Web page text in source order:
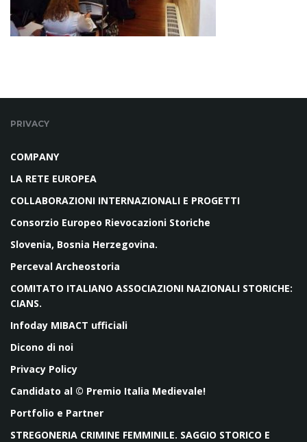
PRIVACY
COMPANY
LA RETE EUROPEA
COLLABORAZIONI INTERNAZIONALI E PROGETTI
Consorzio Europeo Rievocazioni Storiche
Slovenia, Bosnia Herzegovina.
Perceval Archeostoria
COMITATO ITALIANO ASSOCIAZIONI NAZIONALI STORICHE:
CIANS.
Infoday MIBACT ufficiali
Dicono di noi
Privacy Policy
Candidato al © Premio Italia Medievale!
Portfolio e Partner
STREGONERIA CRIMINE FEMMINILE. SAGGIO STORICO E